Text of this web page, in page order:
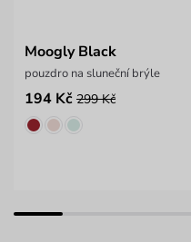
Moogly Black
pouzdro na sluneční brýle
194 Kč 299 Kč